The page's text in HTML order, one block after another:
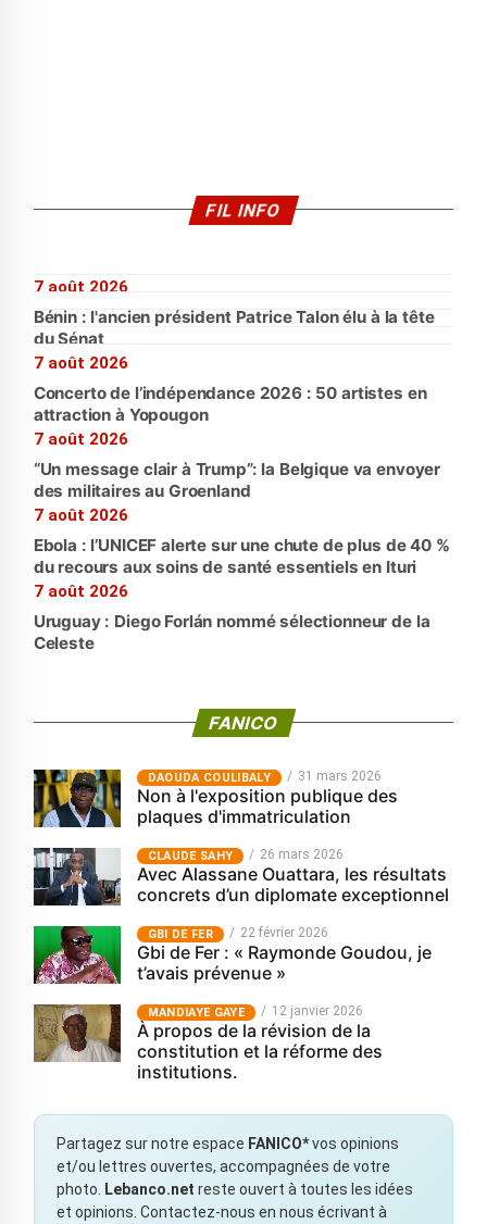
FIL INFO
7 août 2026
Bénin : l'ancien président Patrice Talon élu à la tête
du Sénat
7 août 2026
Concerto de l’indépendance 2026 : 50 artistes en
attraction à Yopougon
7 août 2026
“Un message clair à Trump”: la Belgique va envoyer
des militaires au Groenland
7 août 2026
Ebola : l’UNICEF alerte sur une chute de plus de 40 %
du recours aux soins de santé essentiels en Ituri
7 août 2026
Uruguay : Diego Forlán nommé sélectionneur de la
Celeste
FANICO
‎DAOUDA COULIBALY 31 mars 2026
Non à l'exposition publique des
plaques d'immatriculation
CLAUDE SAHY 26 mars 2026
Avec Alassane Ouattara, les résultats
concrets d’un diplomate exceptionnel
GBI DE FER 22 février 2026
Gbi de Fer : « Raymonde Goudou, je
t’avais prévenue »
MANDIAYE GAYE 12 janvier 2026
À propos de la révision de la
constitution et la réforme des
institutions.
Partagez sur notre espace FANICO*vos opinions
et/ou lettres ouvertes, accompagnées de votre
photo.
Lebanco.net reste ouvert à toutes les idées
et opinions. Contactez-nous en nous écrivant à